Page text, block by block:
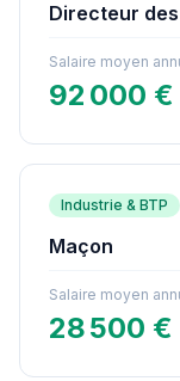
Directeur
Salaire moyen
92 000 €
Industrie & BTP
Maçon
Salaire moyen
28 500 €